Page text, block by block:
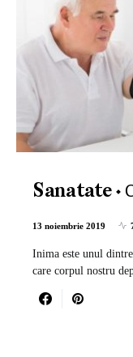
Sanatate
13 noiembrie 2019
Inima este unul
care corpul nostru